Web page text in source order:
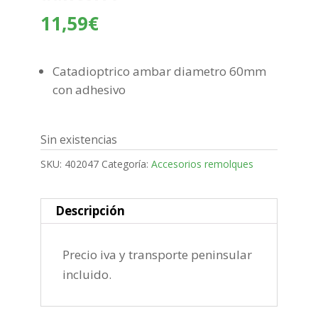
11,59€
Catadioptrico ambar diametro 60mm
con adhesivo
Sin existencias
SKU: 402047 Categoría: Accesorios remolques
Descripción
Precio iva y transporte peninsular
incluido.